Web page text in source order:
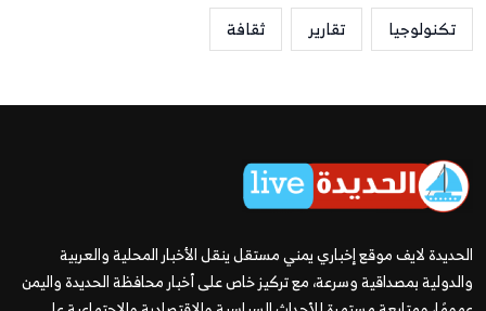
تكنولوجيا
تقارير ثقافة
الحديدة لايف موقع إخباري يمني مستقل ينقل الأخبار المحلية والعربية
والدولية بمصداقية وسرعة، مع تركيز خاص على أخبار محافظة الحديدة واليمن